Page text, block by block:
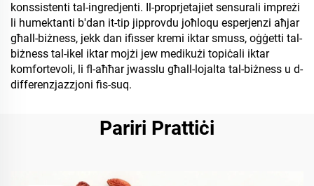
konssistenti tal-ingredjenti. Il-proprjetajiet sensurali impreżi
li humektanti b'dan it-tip jipprovdu joħloqu esperjenzi aħjar
għall-biżness, jekk dan ifisser kremi iktar smuss, oġġetti tal-
biżness tal-ikel iktar mojżi jew medikużi topiċali iktar
komfortevoli, li fl-aħħar jwasslu għall-lojalta tal-biżness u d-
differenzjazzjoni fis-suq.
Pariri Prattiċi